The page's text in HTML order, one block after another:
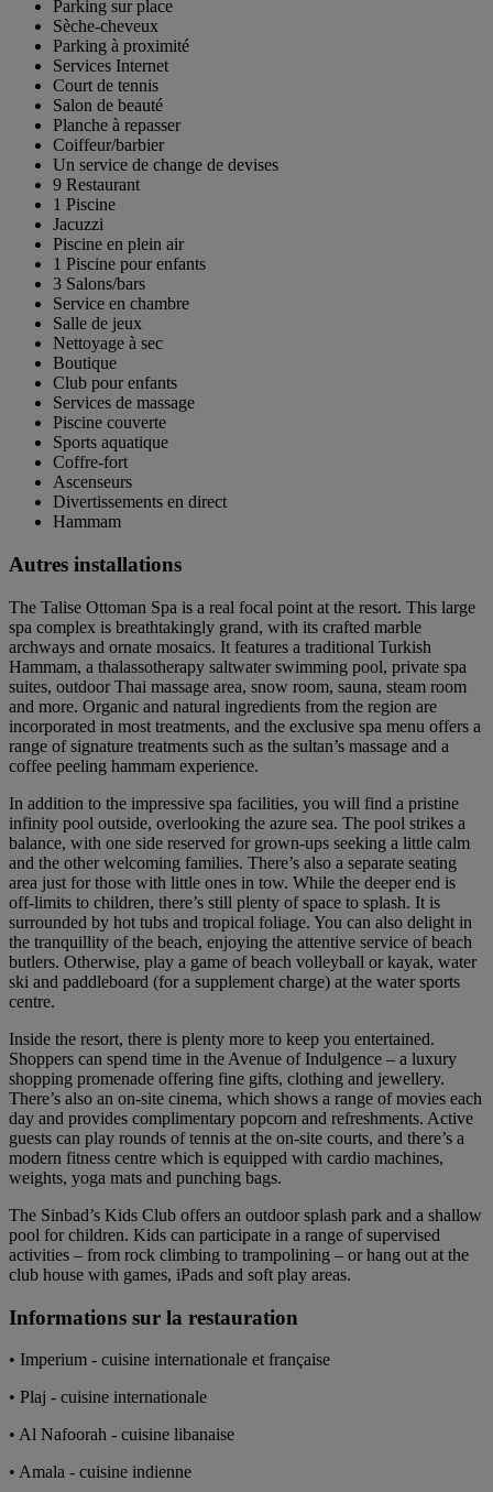
Parking sur place
Sèche-cheveux
Parking à proximité
Services Internet
Court de tennis
Salon de beauté
Planche à repasser
Coiffeur/barbier
Un service de change de devises
9 Restaurant
1 Piscine
Jacuzzi
Piscine en plein air
1 Piscine pour enfants
3 Salons/bars
Service en chambre
Salle de jeux
Nettoyage à sec
Boutique
Club pour enfants
Services de massage
Piscine couverte
Sports aquatique
Coffre-fort
Ascenseurs
Divertissements en direct
Hammam
Autres installations
The Talise Ottoman Spa is a real focal point at the resort. This large
spa complex is breathtakingly grand, with its crafted marble
archways and ornate mosaics. It features a traditional Turkish
Hammam, a thalassotherapy saltwater swimming pool, private spa
suites, outdoor Thai massage area, snow room, sauna, steam room
and more. Organic and natural ingredients from the region are
incorporated in most treatments, and the exclusive spa menu offers a
range of signature treatments such as the sultan’s massage and a
coffee peeling hammam experience.
In addition to the impressive spa facilities, you will find a pristine
infinity pool outside, overlooking the azure sea. The pool strikes a
balance, with one side reserved for grown-ups seeking a little calm
and the other welcoming families. There’s also a separate seating
area just for those with little ones in tow. While the deeper end is
off-limits to children, there’s still plenty of space to splash. It is
surrounded by hot tubs and tropical foliage. You can also delight in
the tranquillity of the beach, enjoying the attentive service of beach
butlers. Otherwise, play a game of beach volleyball or kayak, water
ski and paddleboard (for a supplement charge) at the water sports
centre.
Inside the resort, there is plenty more to keep you entertained.
Shoppers can spend time in the Avenue of Indulgence – a luxury
shopping promenade offering fine gifts, clothing and jewellery.
There’s also an on-site cinema, which shows a range of movies each
day and provides complimentary popcorn and refreshments. Active
guests can play rounds of tennis at the on-site courts, and there’s a
modern fitness centre which is equipped with cardio machines,
weights, yoga mats and punching bags.
The Sinbad’s Kids Club offers an outdoor splash park and a shallow
pool for children. Kids can participate in a range of supervised
activities – from rock climbing to trampolining – or hang out at the
club house with games, iPads and soft play areas.
Informations sur la restauration
• Imperium - cuisine internationale et française
• Plaj - cuisine internationale
• Al Nafoorah - cuisine libanaise
• Amala - cuisine indienne